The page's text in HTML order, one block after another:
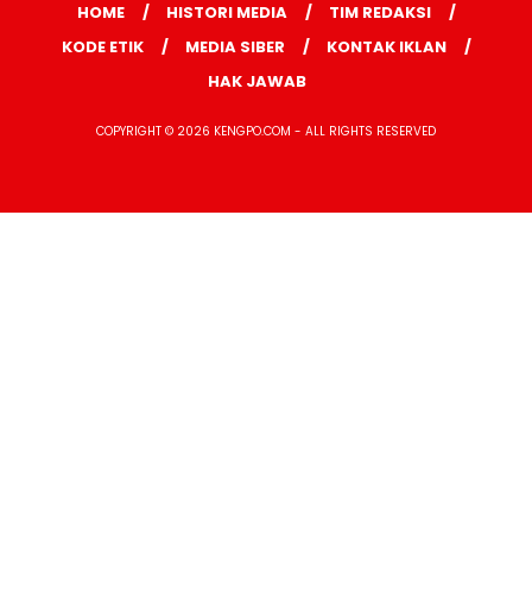
HOME HISTORI MEDIA
TIM REDAKSI
KODE ETIK
MEDIA SIBER
KONTAK IKLAN
HAK JAWAB
COPYRIGHT © 2026 KENGPO.COM - ALL RIGHTS RESERVED